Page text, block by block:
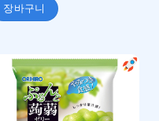
장바구니